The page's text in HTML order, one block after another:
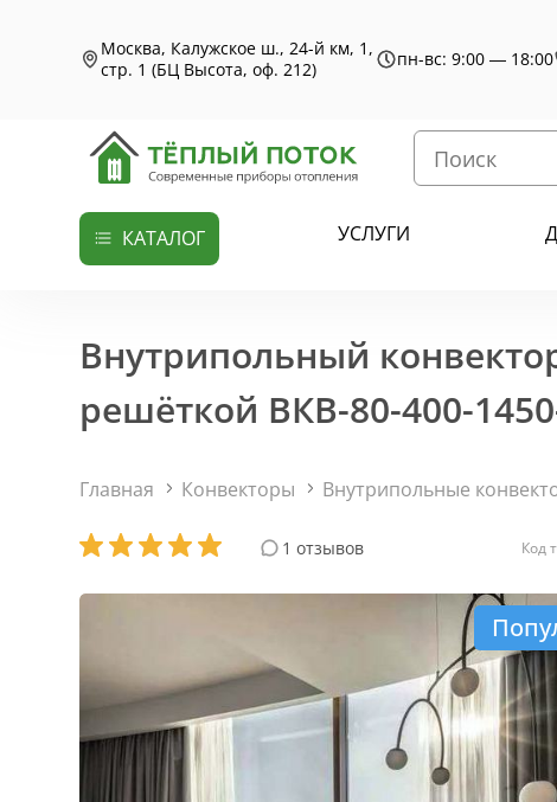
Москва, Калужское ш., 24-й км, 1,
стр. 1 (БЦ Высота, оф. 212)
пн-вс: 9:00 — 18:00
КАТАЛОГ УСЛУГИ
Внутрипольный
решёткой ВКВ-80-400-
Главная Конвекторы Внутрипольные
1 отзывов Код